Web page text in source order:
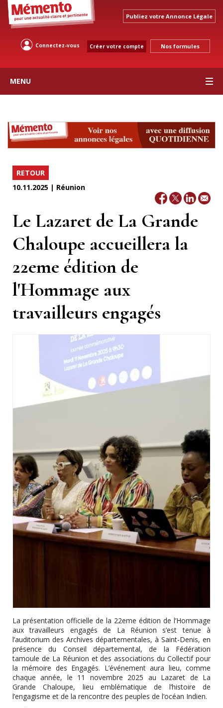
Publiez votre Annonce Légale
Connectez-vous Créer votre compte Nos formules
MENU
RETOUR
10.11.2025 | Réunion
Le Lazaret de La Grande
Chaloupe accueillera la
22eme édition de
l'Hommage aux
travailleurs engagés
La présentation officielle de la 22eme édition de l’Hommage
aux travailleurs engagés de La Réunion s’est tenue à
l’auditorium des Archives départementales, à Saint-Denis, en
présence du Conseil départemental, de la Fédération
tamoule de La Réunion et des associations du Collectif pour
la mémoire des Engagés. L’événement aura lieu, comme
chaque année, le 11 novembre 2025 au Lazaret de La
Grande Chaloupe, lieu emblématique de l’histoire de
l’engagisme et de la rencontre des peuples de l’océan Indien.